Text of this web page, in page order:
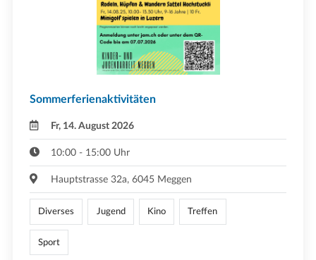
Sommerferienaktivitäten
Fr, 14. August 2026
10:00 - 15:00 Uhr
Hauptstrasse 32a, 6045 Meggen
Diverses Jugend Kino Treffen
Sport